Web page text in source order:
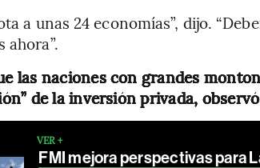
a unas 24 economías”, dijo.
ahora”.
las naciones con grandes
de la inversión privada,
VER +
FMI mejora perspectivas para